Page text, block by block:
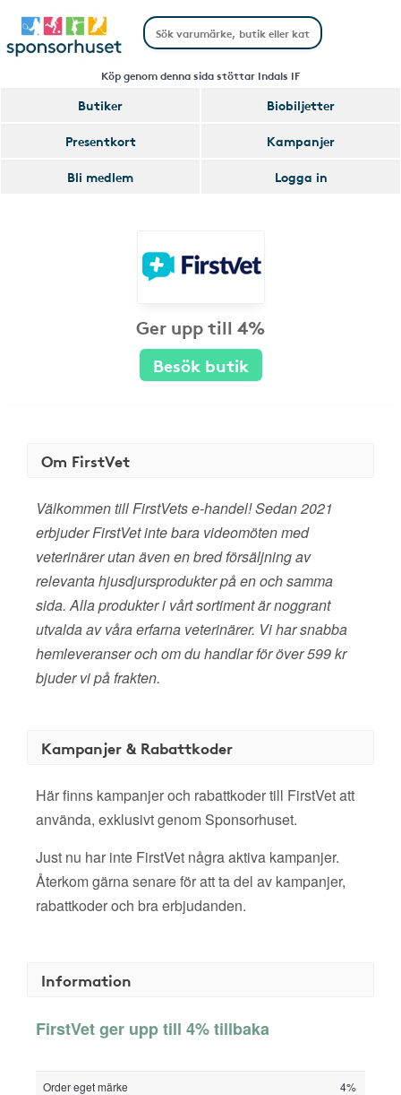
Köp genom denna sida stöttar Indals IF
Butiker
Biobiljetter
Presentkort
Kampanjer
Bli medlem
Logga in
Ger upp till 4%
Besök butik
Om FirstVet
Välkommen till FirstVets e-handel! Sedan 2021
erbjuder FirstVet inte bara videomöten med
veterinärer utan även en bred försäljning av
relevanta hjusdjursprodukter på en och samma
sida. Alla produkter i vårt sortiment är noggrant
utvalda av våra erfarna veterinärer. Vi har snabba
hemleveranser och om du handlar för över 599 kr
bjuder vi på frakten.
Kampanjer & Rabattkoder
Här finns kampanjer och rabattkoder till FirstVet att
använda, exklusivt genom Sponsorhuset.
Just nu har inte FirstVet några aktiva kampanjer.
Återkom gärna senare för att ta del av kampanjer,
rabattkoder och bra erbjudanden.
Information
FirstVet ger upp till 4% tillbaka
Order eget märke
4%